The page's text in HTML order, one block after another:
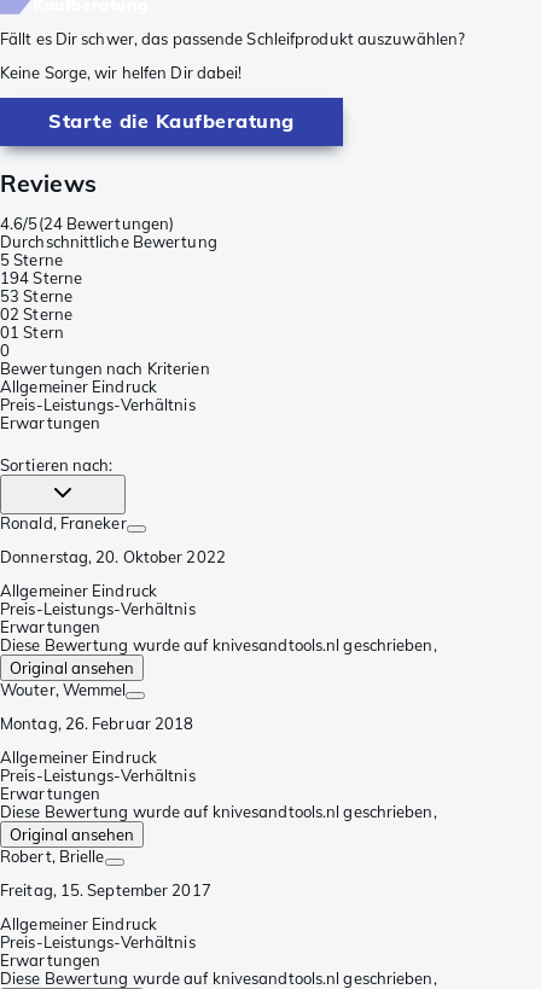
Fällt es Dir schwer, das passende Schleifprodukt auszuwählen?
Keine Sorge, wir helfen Dir dabei!
Starte die Kaufberatung
Reviews
4.6/5(24 Bewertungen)
Durchschnittliche Bewertung
5 Sterne
194 Sterne
53 Sterne
02 Sterne
01 Stern
0
Bewertungen nach Kriterien
Allgemeiner Eindruck
Preis-Leistungs-Verhältnis
Erwartungen
Sortieren nach:
Ronald, Franeker
Donnerstag, 20. Oktober 2022
Allgemeiner Eindruck
Preis-Leistungs-Verhältnis
Erwartungen
Diese Bewertung wurde auf knivesandtools.nl geschrieben,
Original ansehen
Wouter, Wemmel
Montag, 26. Februar 2018
Allgemeiner Eindruck
Preis-Leistungs-Verhältnis
Erwartungen
Diese Bewertung wurde auf knivesandtools.nl geschrieben,
Original ansehen
Robert, Brielle
Freitag, 15. September 2017
Allgemeiner Eindruck
Preis-Leistungs-Verhältnis
Erwartungen
Diese Bewertung wurde auf knivesandtools.nl geschrieben,